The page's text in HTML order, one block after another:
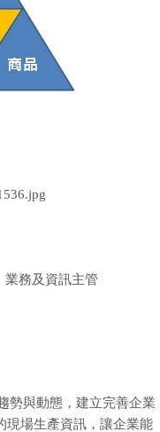
業務及資訊主管
勢與動態，建立完善企業
現場生產資訊，讓企業能